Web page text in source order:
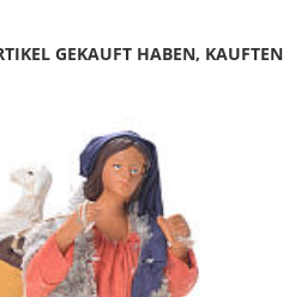
GEKAUFT HABEN, KAUFTEN